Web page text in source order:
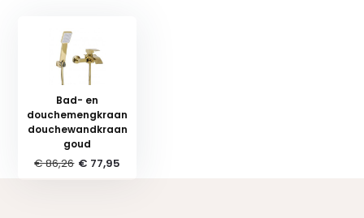
Bad- en
douchemengkraan
douchewandkraan
goud
€ 86,26 € 77,95